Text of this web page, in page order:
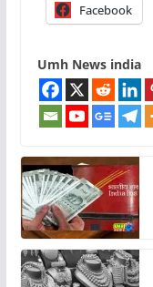
Facebook
Umh News india